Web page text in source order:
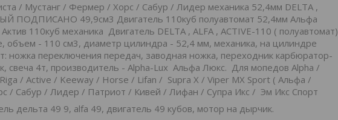
/ Мустанг / Фермер / Хорс / Сабур / Лидер механика 52,4мм DELTA ,
ПОДПИСАНО 49,9см3 Двигатель 110куб полуавтомат 52,4мм Альфа
110куб механика Двигатель DELTA , ALFA , ACTIVE-110 ( полуавтомат)
- 110 см3, диаметр цилиндра - 52,4 мм, механика, на цилиндре
ножка переключения передач, заводная ножка, переходник карбюратор-
свеча 4т, производитель - Аlpha-Lux Альфа Люкс. Для мопедов Alpha /
/ Active / Keeway / Horse / Lifan / Supra X / Viper MX Sport ( Альфа /
/ Сабур / Лидер / Патриот / Кивей / Лифан / Супра Икс / Эм Икс Спорт
дельта 49 9, alfa 49, двигатель 49 кубов, мотор на дырчик.